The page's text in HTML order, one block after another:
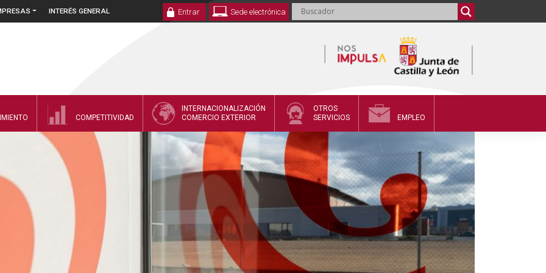
INTERÉS GENERAL Entrar Sede electrónica
COMPETITIVIDAD
INTERNACIONALIZACIÓN
COMERCIO EXTERIOR
OTROS
SERVICIOS
EMPLEO